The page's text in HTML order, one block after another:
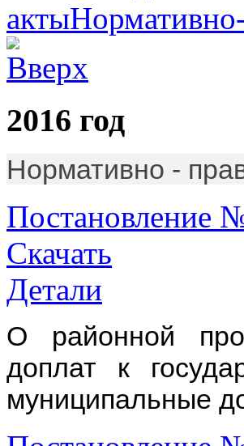
акты
2016 год
Нормативно -
Постановление
Скачать
Детали
О районной
доплат к
муниципальные